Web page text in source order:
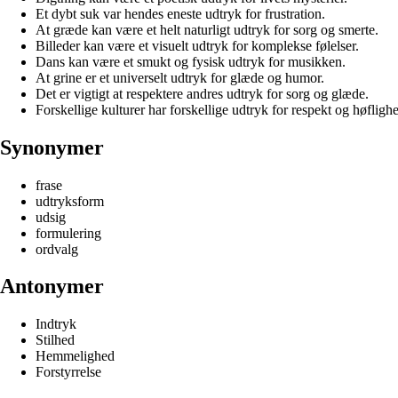
Et dybt suk var hendes eneste udtryk for frustration.
At græde kan være et helt naturligt udtryk for sorg og smerte.
Billeder kan være et visuelt udtryk for komplekse følelser.
Dans kan være et smukt og fysisk udtryk for musikken.
At grine er et universelt udtryk for glæde og humor.
Det er vigtigt at respektere andres udtryk for sorg og glæde.
Forskellige kulturer har forskellige udtryk for respekt og
Synonymer
frase
udtryksform
udsig
formulering
ordvalg
Antonymer
Indtryk
Stilhed
Hemmelighed
Forstyrrelse